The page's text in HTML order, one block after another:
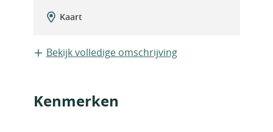
Kaart
Bekijk volledige omschrijving
Kenmerken